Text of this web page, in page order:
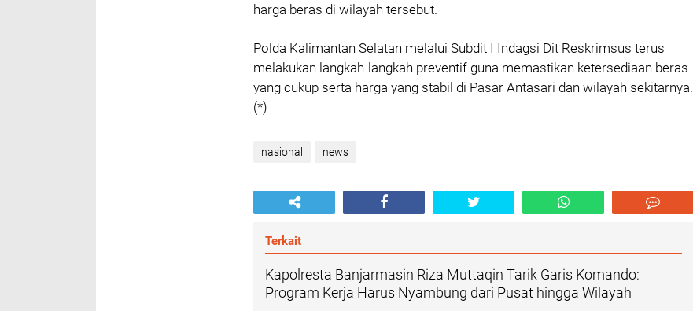
harga beras di wilayah tersebut.
Polda Kalimantan Selatan melalui Subdit I Indagsi Dit Reskrimsus terus
melakukan langkah-langkah preventif guna memastikan ketersediaan beras
yang cukup serta harga yang stabil di Pasar Antasari dan wilayah sekitarnya.
(*)
nasional news
Terkait
Kapolresta Banjarmasin Riza Muttaqin Tarik Garis Komando:
Program Kerja Harus Nyambung dari Pusat hingga Wilayah